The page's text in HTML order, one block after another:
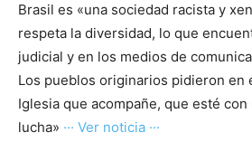
Brasil es «una sociedad racista y
respeta la diversidad, lo que
judicial y en los medios de
Los pueblos originarios pidieron en
Iglesia que acompañe, que esté
lucha» ··· Ver noticia ···